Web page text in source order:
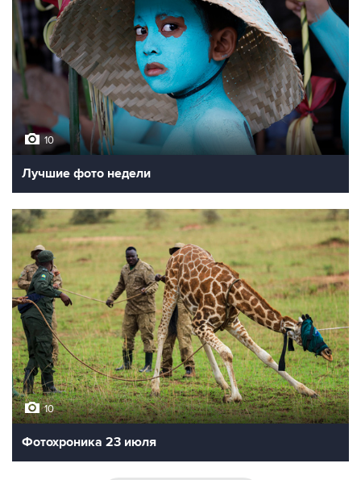
10
Лучшие фото недели
10
Фотохроника 23 июля